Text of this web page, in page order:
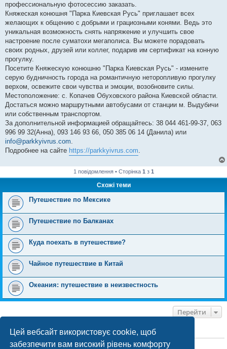
Цей вебсайт використовує cookie, щоб
забезпечити вам високий рівень комфорту
профессиональную фотосессию заказать.
Княжеская конюшня "Парка Киевская Русь" приглашает всех
желающих к общению с добрыми и грациозными конями. Ведь это
уникальная возможность снять напряжение и улучшить свое
настроение после суматохи мегаполиса. Вы можете порадовать
своих родных, друзей или коллег, подарив им сертификат на конную
прогулку.
Посетите Княжескую конюшню "Парка Киевская Русь" - измените
серую будничность города на романтичную неторопливую прогулку
верхом, освежите свои чувства и эмоции, возобновите силы.
Местоположение: с. Копачев Обуховского района Киевской области.
Достаться можно маршрутными автобусами от станции м. Выдубичи
или собственным транспортом.
За дополнительной информацией обращайтесь: 38 044 461-99-37, 063
996 99 32(Анна), 093 146 93 66, 050 385 06 14 (Данила) или
info@parkkyivrus.com.
Подробнее на сайте https://parkkyivrus.com.
1 повідомлення • Сторінка 1 з 1
Схожі теми
Путешествие по Мексике
Путешествие по Балканах
Куда поехать в путешествие?
Чайное путешествие в Китай
Океания: путешествие в неизвестность
Перейти
ХТО ЗАРАЗ ОНЛАЙН
Зараз переглядають цей форум:ClaudeBot [бот ШІ]і 0 гостей